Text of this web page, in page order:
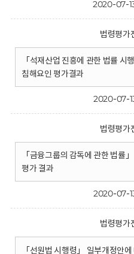
2020-07-
법령평가
「석재산업 진흥에 관한 법률
침해요인 평가결과
2020-07-
법령평가
「금융그룹의 감독에 관한 법률
평가 결과
2020-07-
법령평가
「선원법 시행령」 일부개정안